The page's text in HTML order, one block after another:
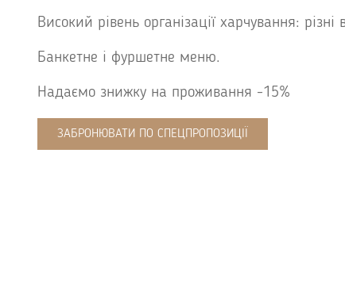
Високий рівень організації харчування:
Банкетне і фуршетне меню.
Надаємо знижку на проживання -15%
ЗАБРОНЮВАТИ ПО СПЕЦПРОПОЗИЦІЇ